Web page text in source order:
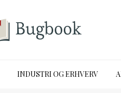
INDUSTRI OG ERHVERV